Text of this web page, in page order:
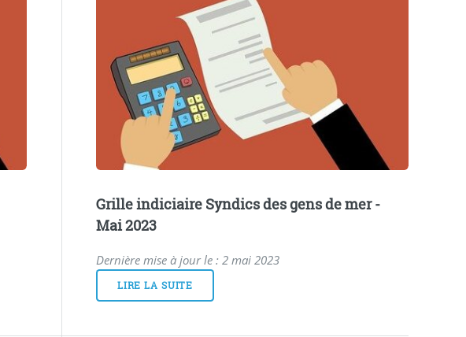
Grille indiciaire Syndics des gens de mer -
Mai 2023
Dernière mise à jour le : 2 mai 2023
LIRE LA SUITE